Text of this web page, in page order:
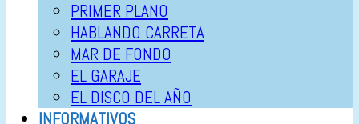
PRIMER PLANO
HABLANDO CARRETA
MAR DE FONDO
EL GARAJE
EL DISCO DEL AÑO
INFORMATIVOS